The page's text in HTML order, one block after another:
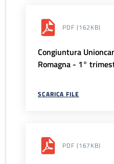
PDF (162KB)
Congiuntura
Romagna - 1°
SCARICA FILE
PDF (167KB)